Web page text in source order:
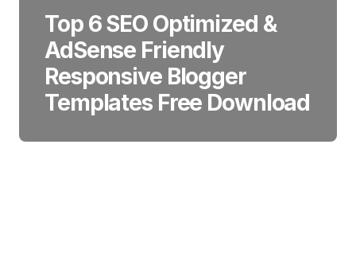
Top 6 SEO Optimized &
AdSense Friendly
Responsive Blogger
Templates Free Download